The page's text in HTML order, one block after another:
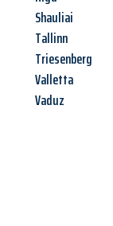
Shauliai
Tallinn
Triesenberg
Valletta
Vaduz